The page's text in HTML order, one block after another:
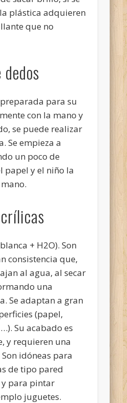
plástica adquieren
que no
para su
con la mano y
se puede realizar
Se empieza a
un poco de
papel y el niño la
+ H2O). Son
consistencia que,
al agua, al secar
una
Se adaptan a gran
(papel,
Su acabado es
y requieren una
idóneas para
de tipo pared
para pintar
juguetes.